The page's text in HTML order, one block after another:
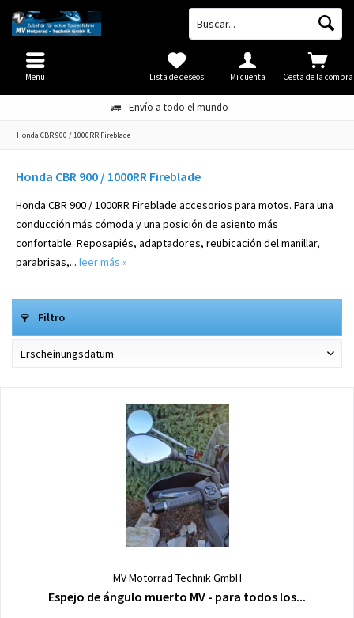
Envío a todo el mundo
Cesta de la compra
Lista de deseos Mi cuenta
Menú
Honda CBR 900 / 1000RR Fireblade
Honda CBR 900 / 1000RR Fireblade
Honda CBR 900 / 1000RR Fireblade accesorios para motos. Para una
conducción más cómoda y una posición de asiento más
confortable. Reposapiés, adaptadores, reubicación del manillar,
parabrisas,... leer más »
Filtro
MV Motorrad Technik GmbH
Espejo de ángulo muerto MV - para todos los...